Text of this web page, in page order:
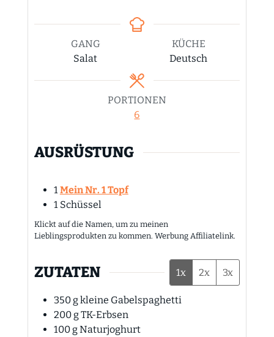
GANG
Salat
KÜCHE
Deutsch
PORTIONEN
6
AUSRÜSTUNG
1Mein Nr. 1 Topf
1 Schüssel
Klickt auf die Namen, um zu meinen
Lieblingsprodukten zu kommen. Werbung Affiliatelink.
ZUTATEN 1x 2x 3x
350gkleine Gabelspaghetti
200gTK-Erbsen
100gNaturjoghurt